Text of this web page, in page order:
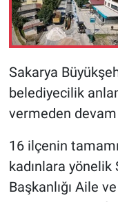
Sakarya
belediyecilik
vermeden
16 ilçenin
kadınlara
Başkanlığı Aile